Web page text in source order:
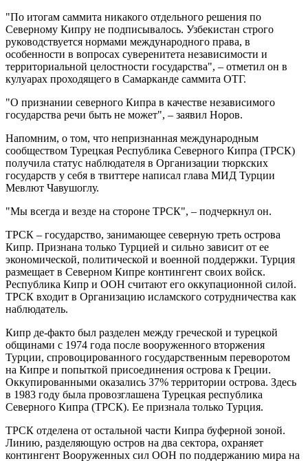
"По итогам саммита никакого отдельного решения по
Северному Кипру не подписывалось. Узбекистан строго
руководствуется нормами международного права, в
особенности в вопросах суверенитета независимости и
территориальной целостности государства", – отметил он в
кулуарах проходящего в Самарканде саммита ОТГ.
"О признании северного Кипра в качестве независимого
государства речи быть не может", – заявил Норов.
Напомним, о том, что непризнанная международным
сообществом Турецкая Республика Северного Кипра (ТРСК)
получила статус наблюдателя в Организации тюркских
государств у себя в твиттере написал глава МИД Турции
Мевлют Чавушоглу.
"Мы всегда и везде на стороне ТРСК", – подчеркнул он.
ТРСК – государство, занимающее северную треть острова
Кипр. Признана только Турцией и сильно зависит от ее
экономической, политической и военной поддержки. Турция
размещает в Северном Кипре контингент своих войск.
Республика Кипр и ООН считают его оккупационной силой.
ТРСК входит в Организацию исламского сотрудничества как
наблюдатель.
Кипр де-факто был разделен между греческой и турецкой
общинами с 1974 года после вооруженного вторжения
Турции, спровоцированного государственным переворотом
на Кипре и попыткой присоединения острова к Греции.
Оккупированными оказались 37% территории острова. Здесь
в 1983 году была провозглашена Турецкая республика
Северного Кипра (ТРСК). Ее признала только Турция.
ТРСК отделена от остальной части Кипра буферной зоной.
Линию, разделяющую остров на два сектора, охраняет
контингент Вооруженных сил ООН по поддержанию мира на